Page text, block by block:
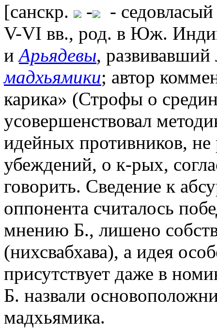
[санскр. -
-
V-VI вв., род. в Юж.
иАрьядевы, развивавший
мадхьямики; автор
карика» (Строфы о
усовершенствовал
идейных противников, не
убеждений, о к-рых,
говорить. Сведение к
оппонента считалось
мнению Б., лишено
(нихсвабхава), а идея
присутствует даже в
Б. назвали
мадхьямика.